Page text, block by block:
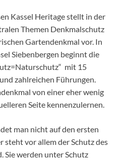
Kassel Heritage stellt in der
Themen Denkmalschutz
Gartendenkmal vor. In
Siebenbergen beginnt die
mit 15
zahlreichen Führungen.
von einer eher wenig
Seite kennenzulernen.
man nicht auf den ersten
steht vor allem der Schutz des
Sie werden unter Schutz